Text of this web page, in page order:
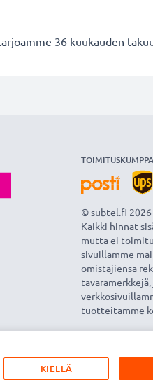
36 kuukauden
© subtel.fi 2026
Kaikki hinnat
mutta ei
sivuillamme
omistajiensa
tuotteitamme
KIELLÄ